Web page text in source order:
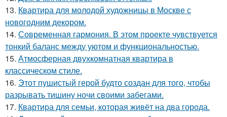
13. Квартира для молодой художницы в Москве с
новогодним декором.
14. Современная гармония. В этом проекте чувствуется
тонкий баланс между уютом и функциональностью.
15. Атмосферная двухкомнатная квартира в
классическом стиле.
16. Этот пушистый герой будто создан для того, чтобы
разрывать тишину ночи своими забегами.
17. Квартира для семьи, которая живёт на два города.